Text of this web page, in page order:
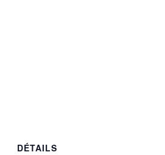
DÉTAILS